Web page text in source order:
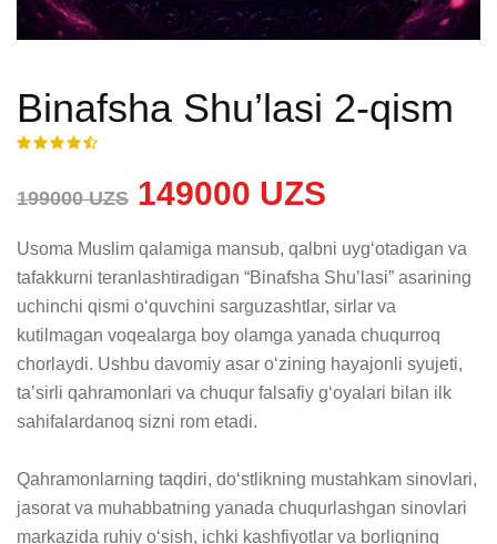
Binafsha Shu’lasi 2-qism
199000 UZS 149000 UZS
Usoma Muslim qalamiga mansub, qalbni uygʻotadigan va
tafakkurni teranlashtiradigan “Binafsha Shu’lasi” asarining
uchinchi qismi oʻquvchini sarguzashtlar, sirlar va
kutilmagan voqealarga boy olamga yanada chuqurroq
chorlaydi. Ushbu davomiy asar oʻzining hayajonli syujeti,
ta’sirli qahramonlari va chuqur falsafiy gʻoyalari bilan ilk
sahifalardanoq sizni rom etadi.
Qahramonlarning taqdiri, doʻstlikning mustahkam sinovlari,
jasorat va muhabbatning yanada chuqurlashgan sinovlari
markazida ruhiy oʻsish, ichki kashfiyotlar va borliqning